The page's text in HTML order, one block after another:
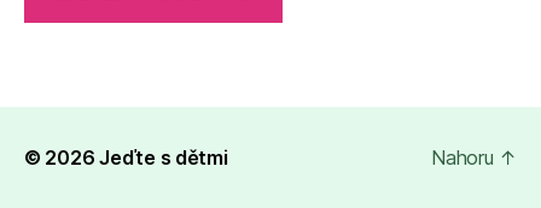
© 2026Jeďte s dětmi Nahoru ↑